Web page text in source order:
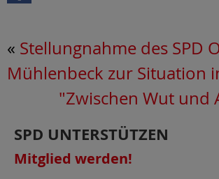
« Stellungnahme des SPD
Mühlenbeck zur Situation
"Zwischen Wut und
SPD UNTERSTÜTZEN
Mitglied werden!